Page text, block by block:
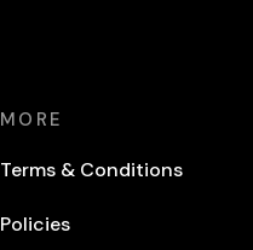
MORE
Terms & Conditions
Policies